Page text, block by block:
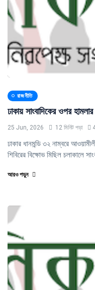
রাজনীতি
ঢাকায় সাংবাদিকের ওপর
25 Jun, 2026 12 মিনিট পড়া
ঢাকার ধানমন্ডি ৩২ নাম্বরে
শিবিরের বিক্ষোভ মিছিল চলাকালে
আরও পড়ুন